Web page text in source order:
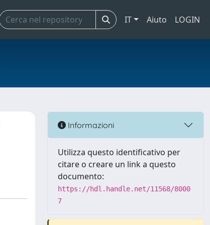
IT Aiuto LOGIN
Informazioni
Utilizza questo identificativo per
citare o creare un link a questo
documento:
https://hdl.handle.net/11568/8000
7